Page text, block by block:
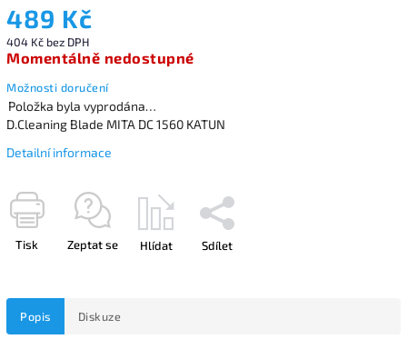
489 Kč
404 Kč bez DPH
Momentálně nedostupné
Možnosti doručení
Položka byla vyprodána…
D.Cleaning Blade MITA DC 1560 KATUN
Detailní informace
Tisk Zeptat se Hlídat Sdílet
Popis Diskuze